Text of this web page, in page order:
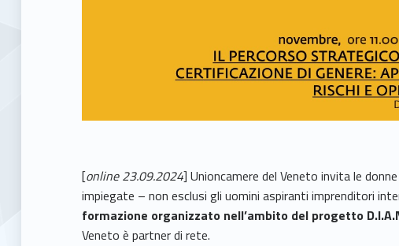
[online 23.09.2024] Unioncamere del Veneto invita le
impiegate – non esclusi gli uomini aspiranti imprenditori
formazione organizzato nell’ambito del progetto
Veneto è partner di rete.